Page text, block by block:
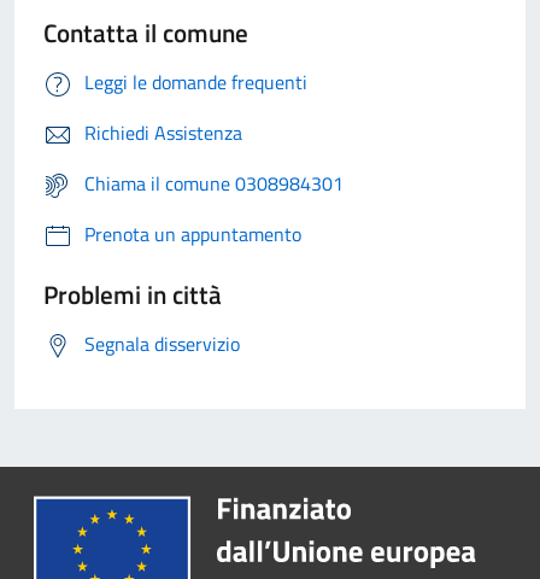
Contatta il comune
Leggi le domande frequenti
Richiedi Assistenza
Chiama il comune 0308984301
Prenota un appuntamento
Problemi in città
Segnala disservizio